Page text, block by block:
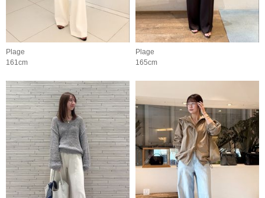
Plage
161cm
Plage
165cm